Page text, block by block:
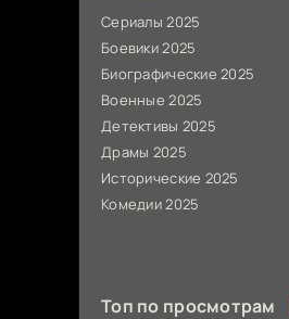
Сериалы 2025
Боевики 2025
Биографические 2025
Военные 2025
Детективы 2025
Драмы 2025
Исторические 2025
Комедии 2025
Топ по просмотрам